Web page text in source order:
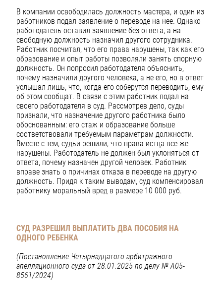
В компании освободилась должность мастера, и один из
работников подал заявление о переводе на нее. Однако
работодатель оставил заявление без ответа, а на
свободную должность назначил другого сотрудника.
Работник посчитал, что его права нарушены, так как его
образование и опыт работы позволяли занять спорную
должность. Он попросил работодателя объяснить,
почему назначили другого человека, а не его, но в ответ
услышал лишь, что, когда его соберутся переводить, ему
об этом сообщат. В связи с этим работник подал на
своего работодателя в суд. Рассмотрев дело, суды
признали, что назначение другого работника было
обоснованным: его стаж и образование больше
соответствовали требуемым параметрам должности.
Вместе с тем, судьи решили, что права истца все же
нарушены. Работодатель не должен был уклоняться от
ответа, почему назначен другой человек. Работник
вправе знать о причинах отказа в переводе на другую
должность. Придя к таким выводам, суд компенсировал
работнику моральный вред в размере 10 000 руб.
СУД РАЗРЕШИЛ ВЫПЛАТИТЬ ДВА ПОСОБИЯ НА
ОДНОГО РЕБЕНКА
(Постановление Четырнадцатого арбитражного
апелляционного суда от 28.01.2025 по делу № А05-
8561/2024)